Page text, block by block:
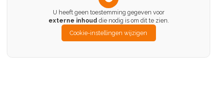
U heeft geen toestemming gegeven voor
externe inhoud die nodig is om dit te zien.
Cookie-instellingen wijzigen